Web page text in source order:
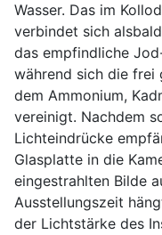
Wasser. Das im
verbindet sich
das empfindliche
während sich die frei
dem Ammonium,
vereinigt. Nachdem
Lichteindrücke
Glasplatte in die
eingestrahlten Bilde
Ausstellungszeit
der Lichtstärke des